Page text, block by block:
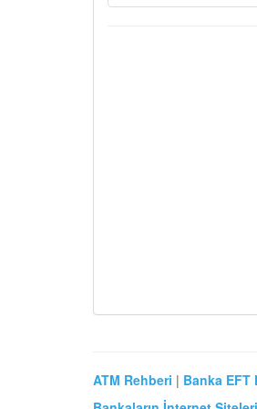
ATM Rehberi | Banka EFT